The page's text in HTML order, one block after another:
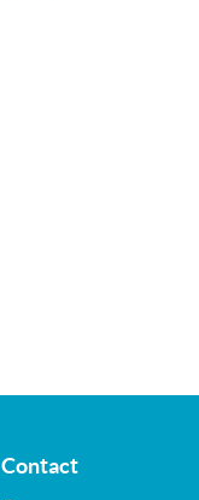
Contact